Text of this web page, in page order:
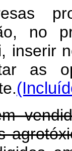
no
inserir
as